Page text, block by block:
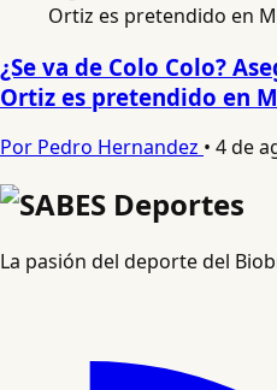
¿Se va de Colo Colo?
Ortiz es pretendido en
Por Pedro Hernandez • 4 de
La pasión del deporte del